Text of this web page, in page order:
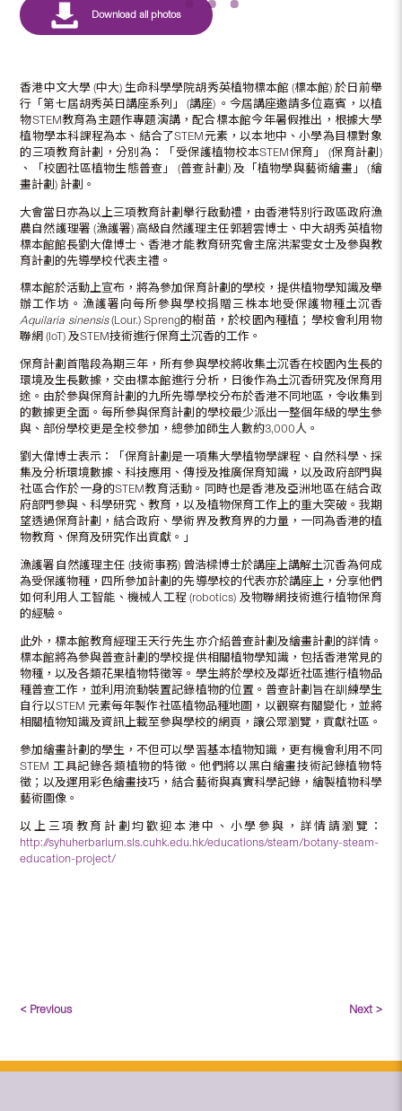
香港中文大學 (中大) 生命科學學院胡秀英植物標本館 (標本館) 於日前舉
行「第七屆胡秀英日講座系列」 (講座) 。今屆講座邀請多位嘉賓，以植
物STEM教育為主題作專題演講，配合標本館今年暑假推出，根據大學
植物學本科課程為本、結合了STEM元素，以本地中、小學為目標對象
的三項教育計劃，分別為：「受保護植物校本STEM保育」 (保育計劃)
、「校園社區植物生態普查」 (普查計劃) 及「植物學與藝術繪畫」 (繪
畫計劃) 計劃。
大會當日亦為以上三項教育計劃擧行啟動禮，由香港特別行政區政府漁
農自然護理署 (漁護署) 高級自然護理主任郭碧雲博士、中大胡秀英植物
標本館館長劉大偉博士、香港才能教育研究會主席洪潔雯女士及參與教
育計劃的先導學校代表主禮。
標本館於活動上宣布，將為參加保育計劃的學校，提供植物學知識及舉
辦工作坊。漁護署向每所參與學校捐贈三株本地受保護物種土沉香
Aquilaria sinensis(Lour.) Spreng的樹苗，於校園內種植；學校會利用物
聯網 (IoT) 及STEM技術進行保育土沉香的工作。
保育計劃首階段為期三年，所有參與學校將收集土沉香在校園內生長的
環境及生長數據，交由標本館進行分析，日後作為土沉香研究及保育用
途。由於參與保育計劃的九所先導學校分布於香港不同地區，令收集到
的數據更全面。每所參與保育計劃的學校最少派出一整個年級的學生參
與、部份學校更是全校參加，總參加師生人數約3,000人。
劉大偉博士表示：「保育計劃是一項集大學植物學課程、自然科學、採
集及分析環境數據、科技應用、傳授及推廣保育知識，以及政府部門與
社區合作於一身的STEM教育活動。同時也是香港及亞洲地區在結合政
府部門參與、科學研究、教育，以及植物保育工作上的重大突破。我期
望透過保育計劃，結合政府、學術界及教育界的力量，一同為香港的植
物教育、保育及研究作出貢獻。」
漁護署自然護理主任 (技術事務) 曾浩樑博士於講座上講解土沉香為何成
為受保護物種，四所參加計劃的先導學校的代表亦於講座上，分享他們
如何利用人工智能、機械人工程 (robotics) 及物聯網技術進行植物保育
的經驗。
此外，標本館教育經理王天行先生亦介紹普查計劃及繪畫計劃的詳情。
標本館將為參與普查計劃的學校提供相關植物學知識，包括香港常見的
物種，以及各類花果植物特徵等。學生將於學校及鄰近社區進行植物品
種普查工作，並利用流動裝置記錄植物的位置。普查計劃旨在訓練學生
自行以STEM 元素每年製作社區植物品種地圖，以觀察有關變化，並將
相關植物知識及資訊上載至參與學校的網頁，讓公眾瀏覽，貢獻社區。
參加繪畫計劃的學生，不但可以學習基本植物知識，更有機會利用不同
STEM 工具記錄各類植物的特徵。他們將以黑白繪畫技術記錄植物特
徵；以及運用彩色繪畫技巧，結合藝術與真實科學記錄，繪製植物科學
藝術圖像。
以上三項教育計劃均歡迎本港中、小學參與，詳情請瀏覽：
http://syhuherbarium.sls.cuhk.edu.hk/educations/steam/botany-steam-
education-project/
< Previous Next >